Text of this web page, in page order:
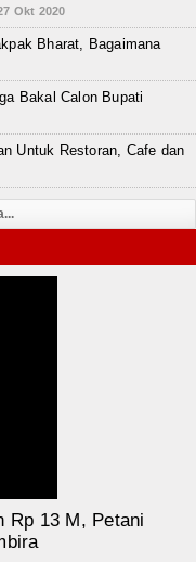
Okt 2020
Bharat, Bagaimana
Bakal Calon Bupati
Untuk Restoran, Cafe dan
Rp 13 M, Petani